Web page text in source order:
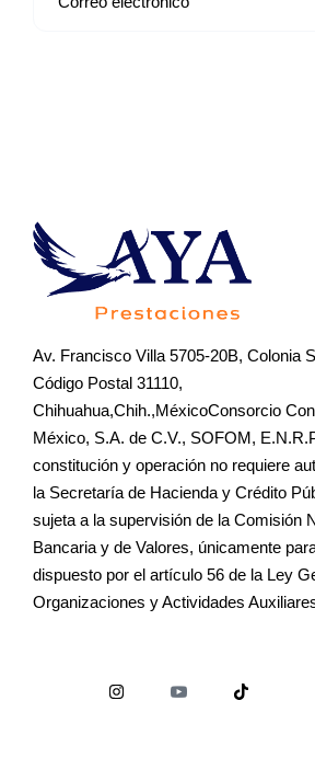
Av. Francisco Villa 5705-20B, Colonia
Código Postal 31110,
Chihuahua,Chih.,MéxicoConsorcio
México, S.A. de C.V., SOFOM,
constitución y operación no requiere
la Secretaría de Hacienda y Crédito
sujeta a la supervisión de la Comisión
Bancaria y de Valores, únicamente
dispuesto por el artículo 56 de la Ley
Organizaciones y Actividades